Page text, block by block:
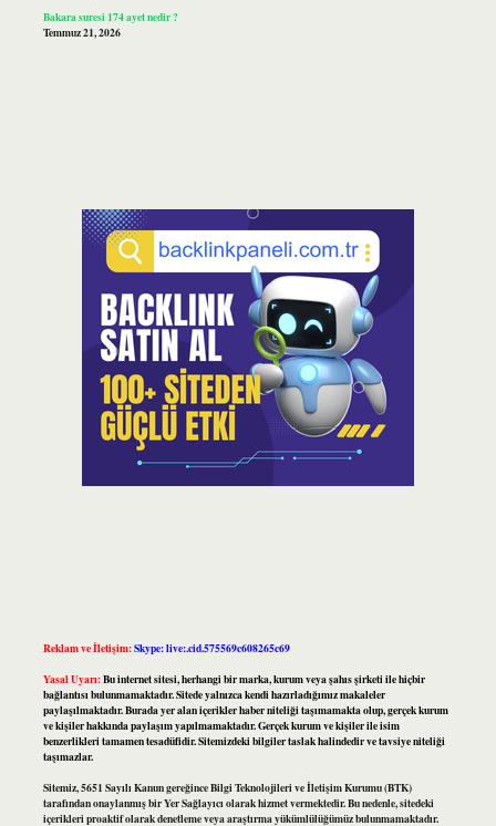
Bakara suresi 174 ayet nedir ?
Temmuz 21, 2026
Reklam ve İletişim:Skype: live:.cid.575569c608265c69
Yasal Uyarı:Bu internet sitesi, herhangi bir marka, kurum veya şahıs şirketi ile hiçbir
bağlantısı bulunmamaktadır. Sitede yalnızca kendi hazırladığımız makaleler
paylaşılmaktadır. Burada yer alan içerikler haber niteliği taşımamakta olup, gerçek kurum
ve kişiler hakkında paylaşım yapılmamaktadır. Gerçek kurum ve kişiler ile isim
benzerlikleri tamamen tesadüfidir. Sitemizdeki bilgiler taslak halindedir ve tavsiye niteliği
taşımazlar.
Sitemiz, 5651 Sayılı Kanun gereğince Bilgi Teknolojileri ve İletişim Kurumu (BTK)
tarafından onaylanmış bir Yer Sağlayıcı olarak hizmet vermektedir. Bu nedenle, sitedeki
içerikleri proaktif olarak denetleme veya araştırma yükümlülüğümüz bulunmamaktadır.